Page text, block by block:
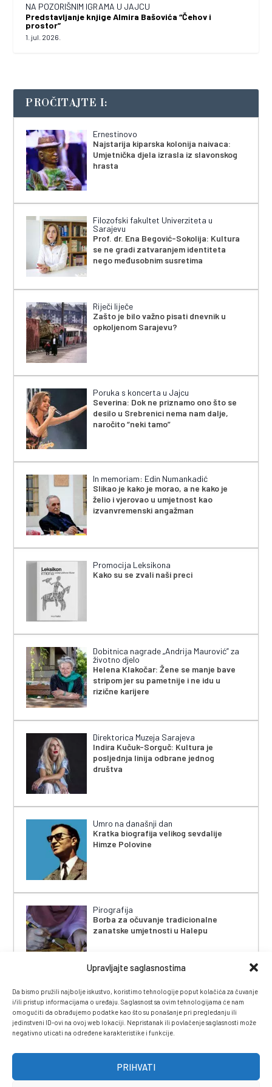
Upravljajte saglasnostima
Da bismo pružili najbolje iskustvo, koristimo tehnologije poput kolačića za čuvanje
i/ili pristup informacijama o uređaju. Saglasnost sa ovim tehnologijama će nam
omogućiti da obrađujemo podatke kao što su ponašanje pri pregledanju ili
jedinstveni ID-ovi na ovoj web lokaciji. Nepristanak ili povlačenje saglasnosti može
negativno uticati na određene karakteristike i funkcije.
PRIHVATI
NA POZORIŠNIM IGRAMA U JAJCU
Predstavljanje knjige Almira Bašovića “Čehov i
prostor”
1. jul. 2026.
PROČITAJTE I:
Ernestinovo
Najstarija kiparska kolonija naivaca:
Umjetnička djela izrasla iz slavonskog
hrasta
Filozofski fakultet Univerziteta u
Sarajevu
Prof. dr. Ena Begović-Sokolija: Kultura
se ne gradi zatvaranjem identiteta
nego međusobnim susretima
Riječi liječe
Zašto je bilo važno pisati dnevnik u
opkoljenom Sarajevu?
Poruka s koncerta u Jajcu
Severina: Dok ne priznamo ono što se
desilo u Srebrenici nema nam dalje,
naročito “neki tamo”
In memoriam: Edin Numankadić
Slikao je kako je morao, a ne kako je
želio i vjerovao u umjetnost kao
izvanvremenski angažman
Promocija Leksikona
Kako su se zvali naši preci
Dobitnica nagrade „Andrija Maurović” za
životno djelo
Helena Klakočar: Žene se manje bave
stripom jer su pametnije i ne idu u
rizične karijere
Direktorica Muzeja Sarajeva
Indira Kučuk-Sorguč: Kultura je
posljednja linija odbrane jednog
društva
Umro na današnji dan
Kratka biografija velikog sevdalije
Himze Polovine
Pirografija
Borba za očuvanje tradicionalne
zanatske umjetnosti u Halepu
KONTAKT